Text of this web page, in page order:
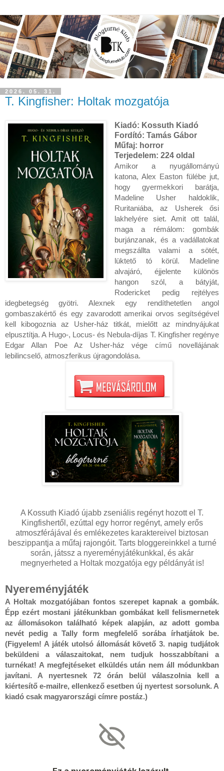
2026. 05. 31.
T. Kingfisher: Holtak mozgatója
Kiadó: Kossuth Kiadó
Fordító: Tamás Gábor
Műfaj: horror
Terjedelem: 224 oldal
Amikor a nyugállományú
katona, Alex Easton fülébe jut,
hogy gyermekkori barátja,
Madeline Usher haldoklik,
Ruritaniába, az Usherek ősi
lakhelyére siet. Amit ott talál,
maga a rémálom: gombák
burjánzanak, és a vadállatokat
megszállta valami a sötét,
lüktető tó körül. Madeline
alvajáró, éjjelente különös
hangon szól, a bátyját,
Rodericket pedig rejtélyes
idegbetegség gyötri. Alexnek egy rendíthetetlen angol
gombaszakértő és egy zavarodott amerikai orvos segítségével
kell kibogoznia az Usher-ház titkát, mielőtt az mindnyájukat
elpusztítja. A Hugo-, Locus- és Nebula-díjas T. Kingfisher regénye
Edgar Allan Poe Az Usher-ház vége című novellájának
lebilincselő, atmoszferikus újragondolása.
A Kossuth Kiadó újabb zseniális regényt hozott el T.
Kingfishertől, ezúttal egy horror regényt, amely erős
atmoszférájával és emlékezetes karaktereivel biztosan
beszippantja a műfaj rajongóit. Tarts bloggereinkkel a turné
során, játssz a nyereményjátékunkkal, és akár
megnyerheted a Holtak mozgatója egy példányát is!
Nyereményjáték
A Holtak mozgatójában fontos szerepet kapnak a gombák.
Épp ezért mostani játékunkban gombákat kell felismernetek
az állomásokon található képek alapján, az adott gomba
nevét pedig a Tally form megfelelő sorába írhatjátok be.
(Figyelem! A játék utolsó állomását követő 3. napig tudjátok
beküldeni a válaszaitokat, nem tudjuk hosszabbítani a
turnékat! A megfejtéseket elküldés után nem áll módunkban
javítani. A nyertesnek 72 órán belül válaszolnia kell a
kiértesítő e-mailre, ellenkező esetben új nyertest sorsolunk. A
kiadó csak magyarországi címre postáz.)